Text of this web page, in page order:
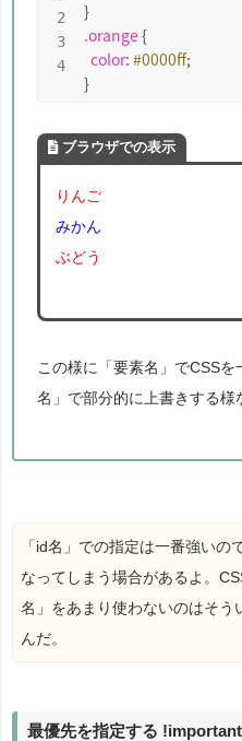
.orange {
color: #0000ff;
}
ブラウザでの表示
りんご
みかん
ぶどう
この様に「要素名」でCSS
名」で部分的に上書きする様
「id名」での指定は一番強いの
なってしまう場合があるよ。
名」をあまり使わないのはそう
んだ。
最優先を指定する !important